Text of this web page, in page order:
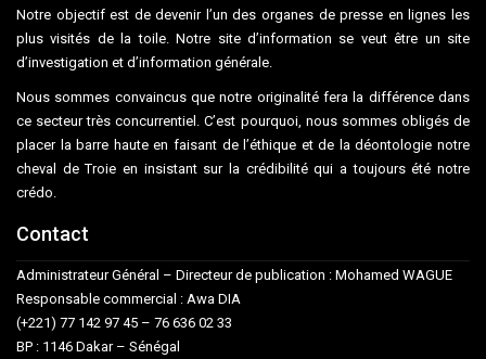
Notre objectif est de devenir l’un des organes de presse en lignes les
plus visités de la toile. Notre site d’information se veut être un site
d’investigation et d’information générale.
Nous sommes convaincus que notre originalité fera la différence dans
ce secteur très concurrentiel. C’est pourquoi, nous sommes obligés de
placer la barre haute en faisant de l’éthique et de la déontologie notre
cheval de Troie en insistant sur la crédibilité qui a toujours été notre
crédo.
Contact
Administrateur Général – Directeur de publication : Mohamed WAGUE
Responsable commercial : Awa DIA
(+221) 77 142 97 45 – 76 636 02 33
BP : 1146 Dakar – Sénégal